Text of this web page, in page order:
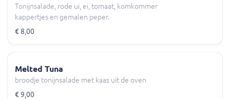
Tonijnsalade, rode ui, ei, tomaat, komkommer
kappertjes en gemalen peper.
€ 8,00
Melted Tuna
broodje tonijnsalade met kaas uit de oven
€ 9,00